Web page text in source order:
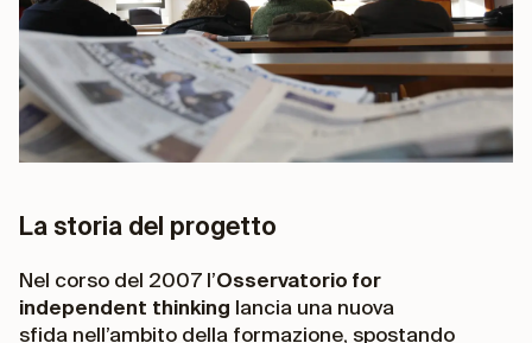
La storia del progetto
Nel corso del 2007 l’Osservatorio for
independent thinking lancia una nuova
sfida nell’ambito della formazione, spostando